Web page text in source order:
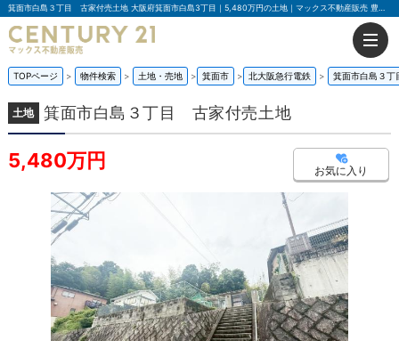
TOPページ 物件検索 土地・売地 箕面市 北大阪急行電鉄 箕面市白島３
土地 箕面市白島３丁目 古家付売土地
5,480万円 お気に入り